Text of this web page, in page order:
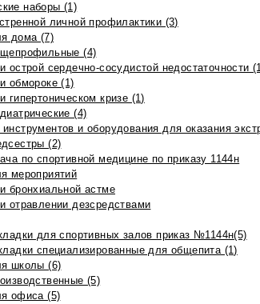
наборы (1)
личной профилактики (3)
дома (7)
(4)
острой сердечно-сосудистой недостаточности
обмороке (1)
гипертоническом кризе (1)
(4)
и оборудования для оказания
(2)
по спортивной медицине по приказу 1144н
мероприятий
бронхиальной астме
отравлении дезсредствами
для спортивных залов приказ №1144н(5)
специализированные для общепита (1)
школы (6)
(5)
офиса (5)